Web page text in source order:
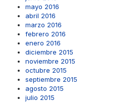
mayo 2016
abril 2016
marzo 2016
febrero 2016
enero 2016
diciembre 2015
noviembre 2015
octubre 2015
septiembre 2015
agosto 2015
julio 2015